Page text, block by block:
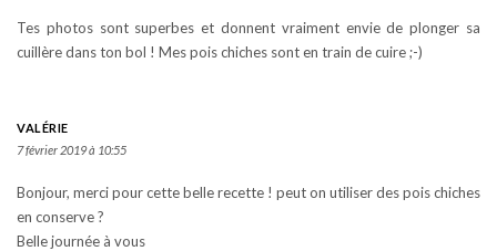
Tes photos sont superbes et donnent vraiment envie de plonger sa
cuillère dans ton bol ! Mes pois chiches sont en train de cuire ;-)
VALÉRIE
7 février 2019 à 10:55
Bonjour, merci pour cette belle recette ! peut on utiliser des pois chiches
en conserve ?
Belle journée à vous